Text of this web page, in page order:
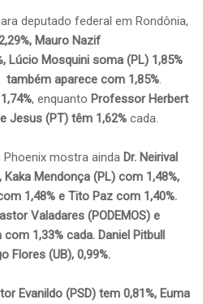
deputado federal em Rondônia,
Mauro Nazif
Lúcio Mosquini soma (PL) 1,85%
também aparece com 1,85%.
, enquanto Professor Herbert
Jesus (PT) têm 1,62% cada.
mostra ainda Dr. Neirival
Mendonça (PL) com 1,48%,
1,48% e Tito Paz com 1,40%.
Valadares (PODEMOS) e
1,33% cada. Daniel Pitbull
Flores (UB), 0,99%.
Evanildo (PSD) tem 0,81%, Euma